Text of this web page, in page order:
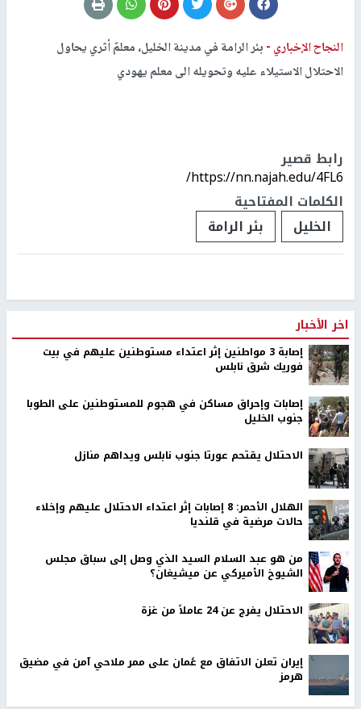
النجاح الإخباري -بئر الرامة في مدينة الخليل، معلمٌ أثري يحاول
الاحتلال الاستيلاء عليه وتحويله الى معلم يهودي
رابط قصير
https://nn.najah.edu/4FL6/
الكلمات المفتاحية
الخليل
بئر الرامة
اخر الأخبار
إصابة 3 مواطنين إثر اعتداء مستوطنين عليهم في بيت
فوريك شرق نابلس
إصابات وإحراق مساكن في هجوم للمستوطنين على الطوبا
جنوب الخليل
الاحتلال يقتحم عورتا جنوب نابلس ويداهم منازل
الهلال الأحمر: 8 إصابات إثر اعتداء الاحتلال عليهم وإخلاء
حالات مرضية في قلنديا
من هو عبد السلام السيد الذي وصل إلى سباق مجلس
الشيوخ الأميركي عن ميشيغان؟
الاحتلال يفرج عن 24 عاملاً من غزة
إيران تعلن الاتفاق مع عُمان على ممر ملاحي آمن في مضيق
هرمز